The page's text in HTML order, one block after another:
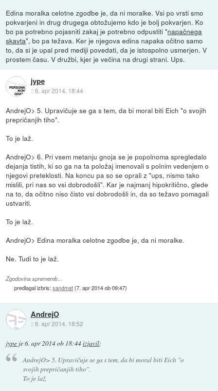
Edina moralka celotne zgodbe je, da ni moralke. Vsi po vrsti smo
pokvarjeni in drug drugega obtožujemo kdo je bolj pokvarjen. Ko
bo pa potrebno pojasniti zakaj je potrebno odpustiti "napačnega
skavta", bo pa težava. Ker je njegova edina napaka očitno samo
to, da si je upal pred mediji povedati, da je istospolno usmerjen. V
prostem času. V družbi, kjer je večina na drugi strani. Ups.
jype
::6. apr 2014, 18:44
AndrejO> 5. Upravičuje se ga s tem, da bi moral biti Eich "o svojih
prepričanjih tiho".
To je laž.
AndrejO> 6. Pri vsem metanju gnoja se je popolnoma spregledalo
dejanja tistih, ki so ga na ta položaj imenovali s polnim vedenjem o
njegovi preteklosti. Na koncu pa so se oprali z "ups, nismo tako
mislili, pri nas so vsi dobrodošli". Kar je najmanj hipokritično, glede
na to, da očitno niso čisto vsi dobrodošli in, da so težavo pomagali
ustvariti.
To je laž.
AndrejO> Edina moralka celotne zgodbe je, da ni moralke.
Ne. Tudi to je laž.
Zgodovina sprememb…
predlagal izbris:sandmat(7. apr 2014 ob 09:47)
AndrejO
::6. apr 2014, 18:52
jype je6. apr 2014 ob 18:44izjavil:
AndrejO> 5. Upravičuje se ga s tem, da bi moral biti Eich "o
svojih prepričanjih tiho".
To je laž.